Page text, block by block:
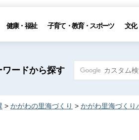
健康・福祉 子育て・教育・スポーツ 文化
ワードから探す
> かがわの里海づくり > かがわ里海づくり